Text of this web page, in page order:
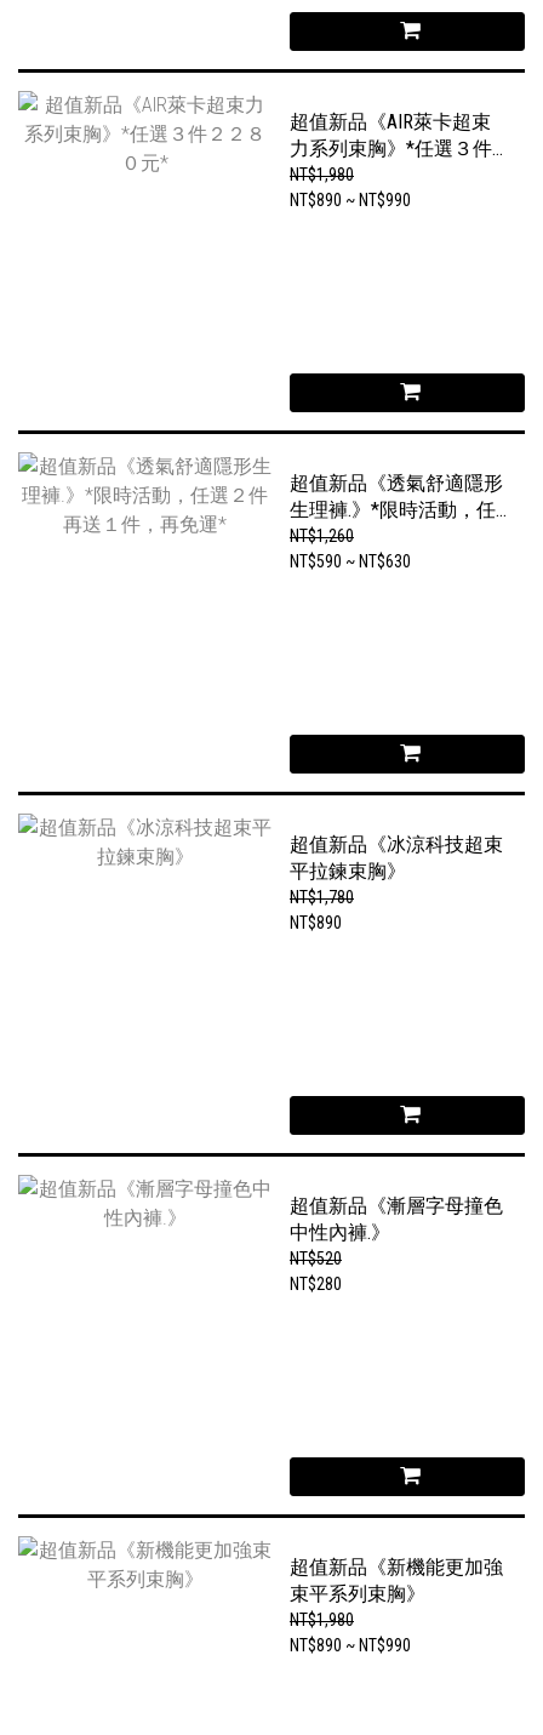
超值新品《AIR萊卡超束
力系列束胸》*任選３件
２２８０元*
NT$1,980
NT$890 ~ NT$990
超值新品《透氣舒適隱形
生理褲.》*限時活動，任
選２件再送１件，再免運
*
NT$1,260
NT$590 ~ NT$630
超值新品《冰涼科技超束
平拉鍊束胸》
NT$1,780
NT$890
超值新品《漸層字母撞色
中性內褲.》
NT$520
NT$280
超值新品《新機能更加強
束平系列束胸》
NT$1,980
NT$890 ~ NT$990